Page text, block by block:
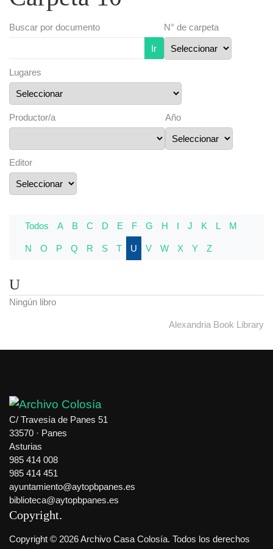
Buscar por documento
Ir
N° de carpeta
Lugares
Productor/a Año
Editor
Todos A B C D E F G H I J K L M
N O P Q R S T U V W X Y Z
U
Ningún libro
Alexandria Book Library
C/ Travesía de Panes 51
33570 · Panes
Asturias
985 414 008
985 414 451
ayuntamiento@aytopbpanes.es
biblioteca@aytopbpanes.es
Copyright
Copyright © 2026 Archivo Casa Colosía. Todos los derechos